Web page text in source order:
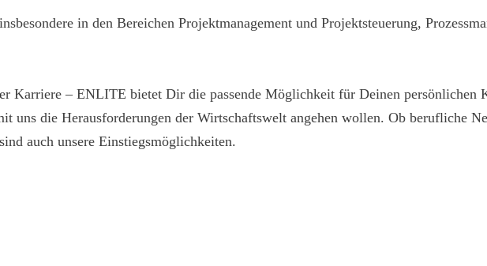
in den Bereichen Projektmanagement und Projektsteuerung,
Karriere – ENLITE bietet Dir die passende Möglichkeit für Deinen persönlichen
uns die Herausforderungen der Wirtschaftswelt angehen wollen. Ob berufliche
auch unsere Einstiegsmöglichkeiten.